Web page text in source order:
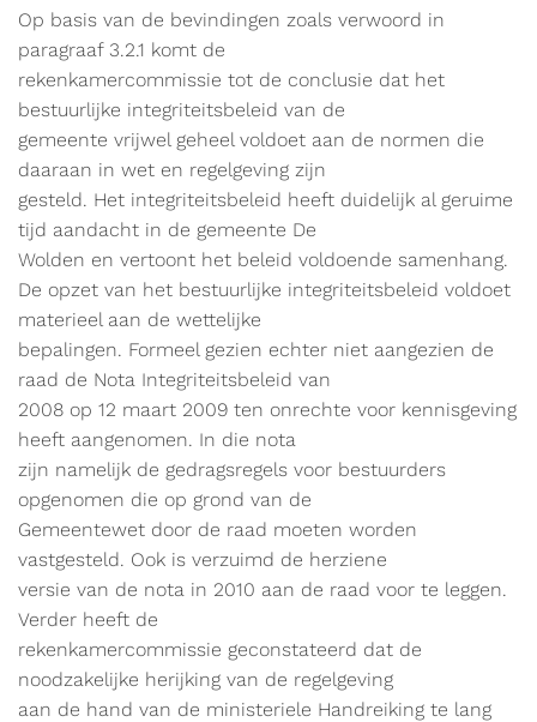
Op basis van de bevindingen zoals verwoord in
paragraaf 3.2.1 komt de
rekenkamercommissie tot de conclusie dat het
bestuurlijke integriteitsbeleid van de
gemeente vrijwel geheel voldoet aan de normen die
daaraan in wet en regelgeving zijn
gesteld. Het integriteitsbeleid heeft duidelijk al geruime
tijd aandacht in de gemeente De
Wolden en vertoont het beleid voldoende samenhang.
De opzet van het bestuurlijke integriteitsbeleid voldoet
materieel aan de wettelijke
bepalingen. Formeel gezien echter niet aangezien de
raad de Nota Integriteitsbeleid van
2008 op 12 maart 2009 ten onrechte voor kennisgeving
heeft aangenomen. In die nota
zijn namelijk de gedragsregels voor bestuurders
opgenomen die op grond van de
Gemeentewet door de raad moeten worden
vastgesteld. Ook is verzuimd de herziene
versie van de nota in 2010 aan de raad voor te leggen.
Verder heeft de
rekenkamercommissie geconstateerd dat de
noodzakelijke herijking van de regelgeving
aan de hand van de ministeriele Handreiking te lang